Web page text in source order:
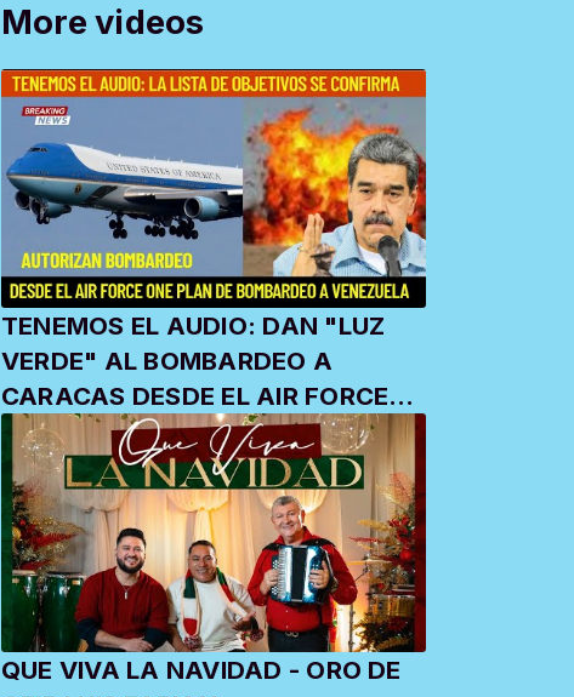
More videos
TENEMOS EL AUDIO: DAN "LUZ
VERDE" AL BOMBARDEO A
CARACAS DESDE EL AIR FORCE
ONE
QUE VIVA LA NAVIDAD - ORO DE